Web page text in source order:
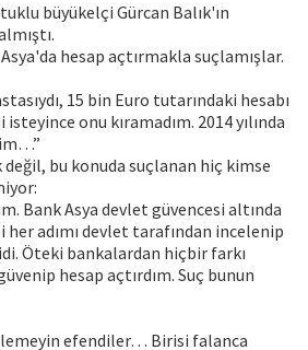
büyükelçi Gürcan Balık'ın
hesap açtırmakla suçlamışlar.
15 bin Euro tutarındaki hesabı
onu kıramadım. 2014 yılında
değil, bu konuda suçlanan hiç kimse
Bank Asya devlet güvencesi altında
her adımı devlet tarafından incelenip
Öteki bankalardan hiçbir farkı
hesap açtırdım. Suç bunun
efendiler… Birisi falanca